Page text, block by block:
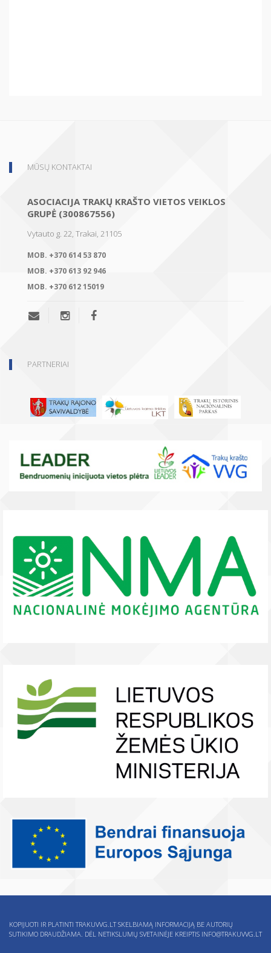
MŪSŲ KONTAKTAI
ASOCIACIJA TRAKŲ KRAŠTO VIETOS VEIKLOS
GRUPĖ (300867556)
Vytauto g. 22, Trakai, 21105
MOB. +370 614 53 870
MOB. +370 613 92 946
MOB. +370 612 15019
PARTNERIAI
KOPIJUOTI IR PLATINTI TRAKUVVG.LT SKELBIAMĄ INFORMACIJĄ BE AUTORIŲ
SUTIKIMO DRAUDŽIAMA. DĖL NETIKSLUMŲ SVETAINĖJE KREIPTIS INFO@TRAKUVVG.LT